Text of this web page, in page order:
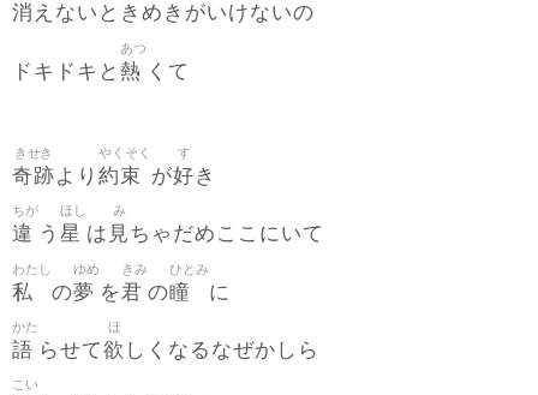
消 えないときめきがいけないの
ドキドキと 熱
あつ
くて
奇跡
きせき
より 約束
やくそく
が好
す
き
違
ちが
う 星
ほし
は 見
み
ちゃだめここにいて
私
わたし
の夢
ゆめ
を君
きみ
の瞳
ひとみ
に
語
かた
らせて欲
ほ
しくなるなぜかしら
こい